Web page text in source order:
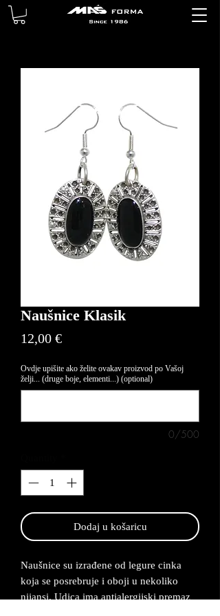
Naušnice Klasik
12,00 €Price
Ovdje upišite ako želite ovakav proizvod po Vašoj
želji... (druge boje, elementi...) (optional)
0/500
Dodaj u košaricu
Naušnice su izrađene od legure cinka
koja se posrebruje i oboji u nekoliko
nijansi. Udica ima antialergijski premaz